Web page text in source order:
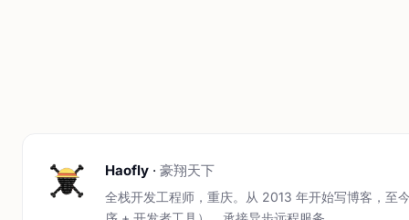
Haofly · 豪翔天下
全栈开发工程师，重庆。从 2013 年开始写博客，至